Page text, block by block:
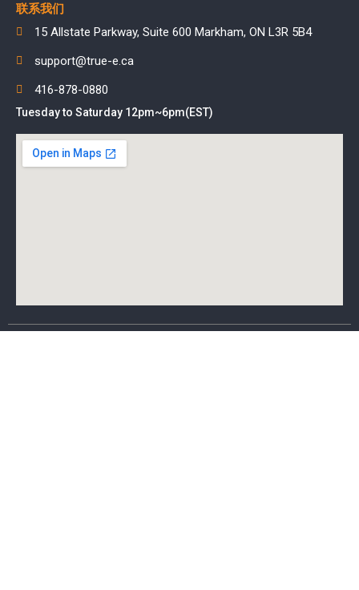
联系我们
15 Allstate Parkway, Suite 600 Markham, ON L3R 5B4
support@true-e.ca
416-878-0880
Tuesday to Saturday 12pm~6pm(EST)